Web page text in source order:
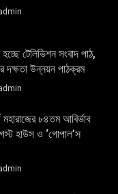
টেলিভিশন সংবাদ পাঠ,
দক্ষতা উন্নয়ন পাঠক্রম
৮৪তম আবির্ভাব
হাউস ও ‘গোপাল’স